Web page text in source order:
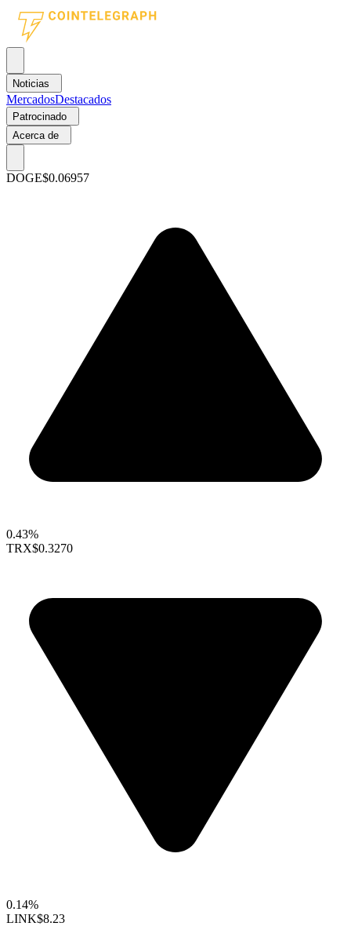
Noticias
MercadosDestacados
Patrocinado
Acerca de
DOGE$0.06957
0.43%
TRX$0.3270
0.14%
LINK$8.23